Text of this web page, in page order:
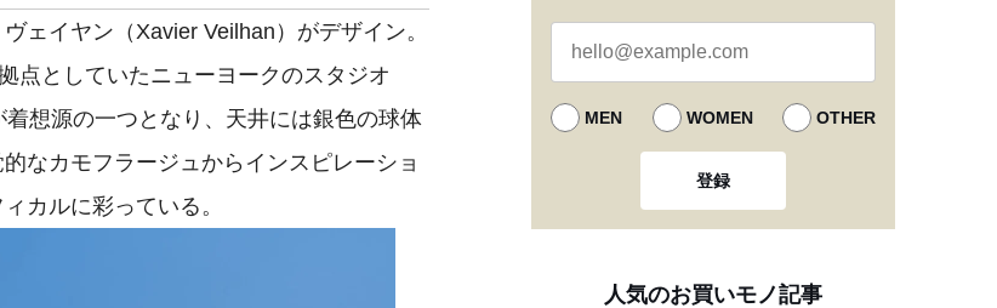
ェイヤン（Xavier Veilhan）がデザイン。
点としていたニューヨークのスタジオ
想源の一つとなり、天井には銀色の球体
なカモフラージュからインスピレーショ
カルに彩っている。
MEN WOMEN OTHER
登録
人気のお買いモノ記事